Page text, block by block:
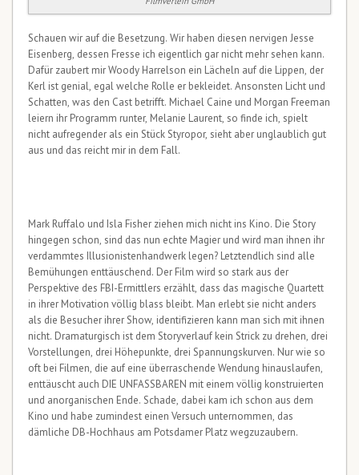
Schauen wir auf die Besetzung. Wir haben diesen nervigen Jesse
Eisenberg, dessen Fresse ich eigentlich gar nicht mehr sehen kann.
Dafür zaubert mir Woody Harrelson ein Lächeln auf die Lippen, der
Kerl ist genial, egal welche Rolle er bekleidet. Ansonsten Licht und
Schatten, was den Cast betrifft. Michael Caine und Morgan Freeman
leiern ihr Programm runter, Melanie Laurent, so finde ich, spielt
nicht aufregender als ein Stück Styropor, sieht aber unglaublich gut
aus und das reicht mir in dem Fall.
Mark Ruffalo und Isla Fisher ziehen mich nicht ins Kino. Die Story
hingegen schon, sind das nun echte Magier und wird man ihnen ihr
verdammtes Illusionistenhandwerk legen? Letztendlich sind alle
Bemühungen enttäuschend. Der Film wird so stark aus der
Perspektive des FBI-Ermittlers erzählt, dass das magische Quartett
in ihrer Motivation völlig blass bleibt. Man erlebt sie nicht anders
als die Besucher ihrer Show, identifizieren kann man sich mit ihnen
nicht. Dramaturgisch ist dem Storyverlauf kein Strick zu drehen, drei
Vorstellungen, drei Höhepunkte, drei Spannungskurven. Nur wie so
oft bei Filmen, die auf eine überraschende Wendung hinauslaufen,
enttäuscht auch DIE UNFASSBAREN mit einem völlig konstruierten
und anorganischen Ende. Schade, dabei kam ich schon aus dem
Kino und habe zumindest einen Versuch unternommen, das
dämliche DB-Hochhaus am Potsdamer Platz wegzuzaubern.